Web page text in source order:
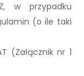
w przypadku
(o ile taki
(Załącznik nr 1